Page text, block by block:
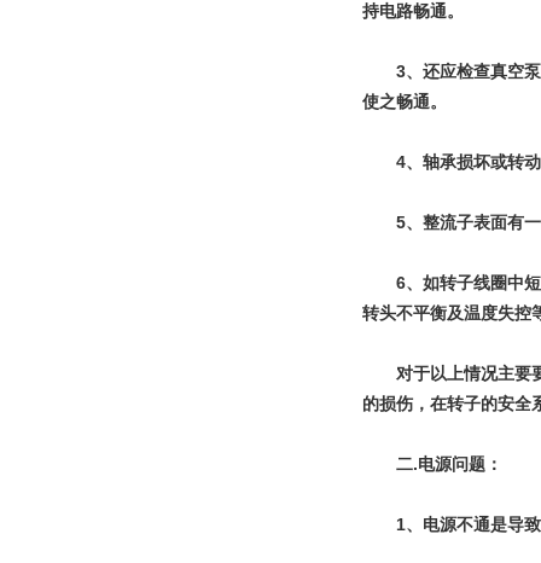
持电路畅通。
3、还应检查真空泵
使之畅通。
4、轴承损坏或转动
5、整流子表面有一
6、如转子线圈中短
转头不平衡及温度失控
对于以上情况主要要
的损伤，在转子的安全
二.电源问题：
1、电源不通是导致